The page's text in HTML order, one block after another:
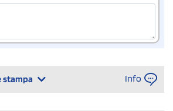
stampa Info